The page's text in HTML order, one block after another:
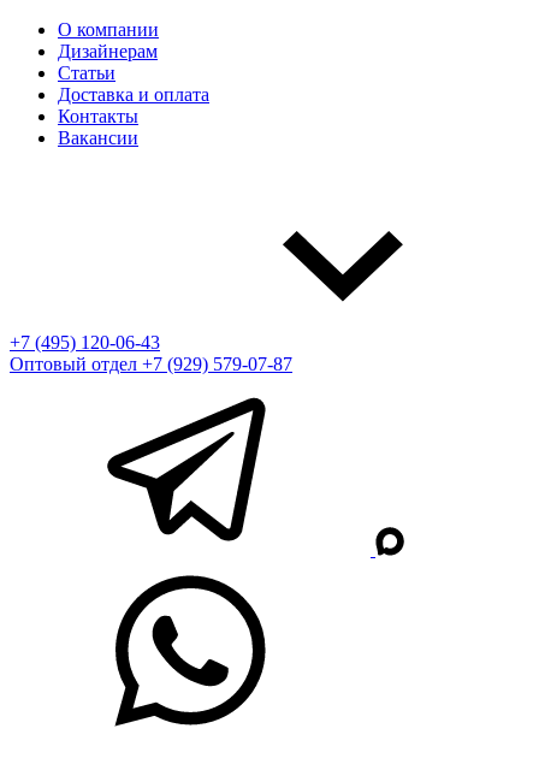
О компании
Дизайнерам
Статьи
Доставка и оплата
Контакты
Вакансии
+7 (495) 120-06-43
Оптовый отдел +7 (929) 579-07-87